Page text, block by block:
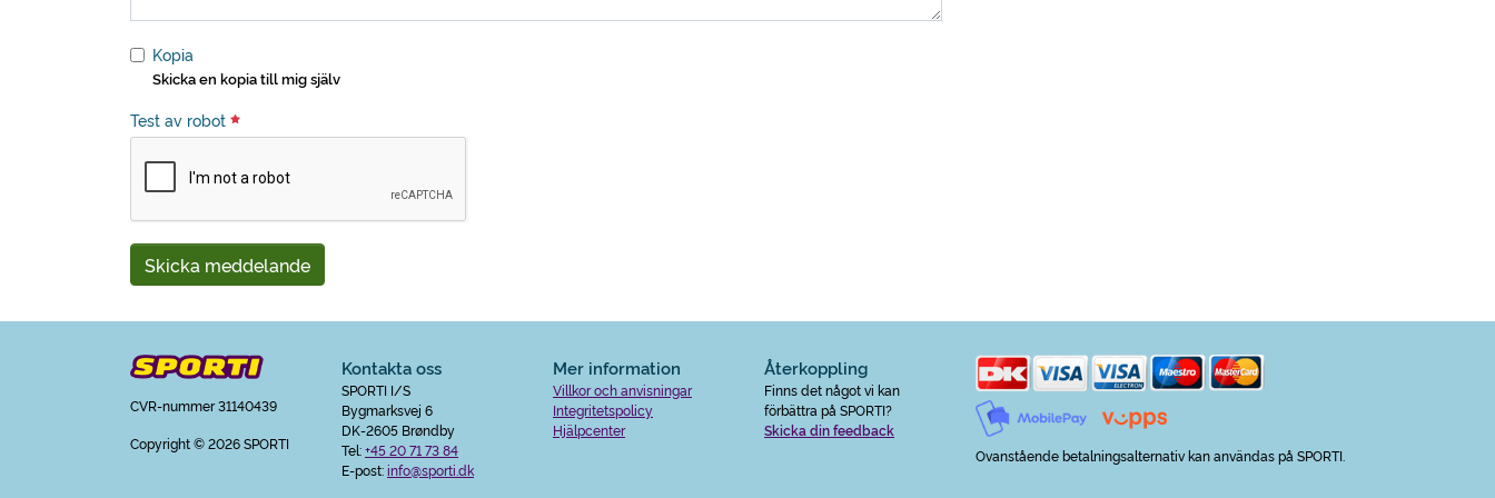
Kopia
Skicka en kopia till mig själv
Test av robot
Skicka meddelande
CVR-nummer 31140439
Copyright© 2026 SPORTI
Kontakta oss
SPORTI I/S
Bygmarksvej 6
DK-2605 Brøndby
Tel:+45 20 71 73 84
E-post:info@sporti.dk
Mer information
Villkor och anvisningar
Integritetspolicy
Hjälpcenter
Återkoppling
Finns det något vi kan
förbättra på SPORTI?
Skicka din feedback
Ovanstående betalningsalternativ kan användas på SPORTI.